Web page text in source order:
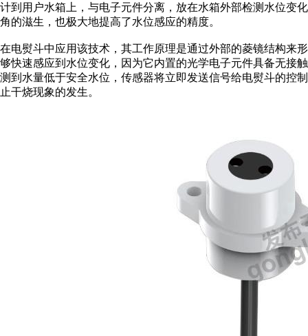
计到用户水箱上，与电子元件分离，放在水箱外部检测水位变
角的滋生，也极大地提高了水位感应的精度。
在电熨斗中应用该技术，其工作原理是通过外部的菱镜结构来
够快速感应到水位变化，因为它内置的光学电子元件具备无接
测到水量低于安全水位，传感器将立即发送信号给电熨斗的控
止干烧现象的发生。